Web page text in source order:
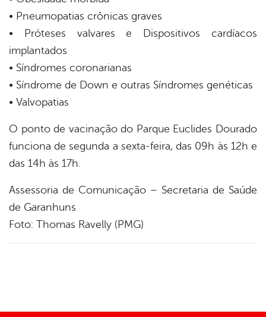
• Pneumopatias crônicas graves
• Próteses valvares e Dispositivos cardíacos
implantados
• Síndromes coronarianas
• Síndrome de Down e outras Síndromes genéticas
• Valvopatias
O ponto de vacinação do Parque Euclides Dourado
funciona de segunda a sexta-feira, das 09h às 12h e
das 14h às 17h.
Assessoria de Comunicação – Secretaria de Saúde
de Garanhuns
Foto: Thomas Ravelly (PMG)